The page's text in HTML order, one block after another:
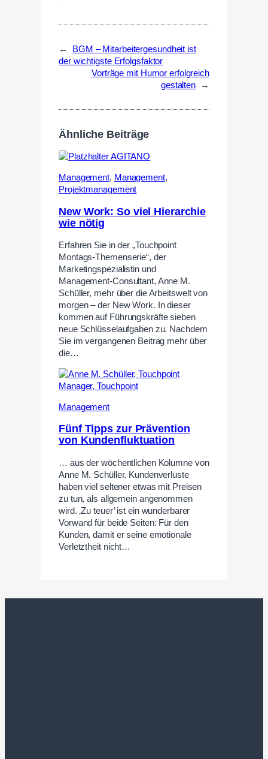
←
BGM – Mitarbeitergesundheit ist
der wichtigste Erfolgsfaktor
Vorträge mit Humor erfolgreich
gestalten
→
Ähnliche Beiträge
Management, Management,
Projektmanagement
New Work: So viel Hierarchie
wie nötig
Erfahren Sie in der „Touchpoint
Montags-Themenserie“, der
Marketingspezialistin und
Management-Consultant, Anne M.
Schüller, mehr über die Arbeitswelt von
morgen – der New Work. In dieser
kommen auf Führungskräfte sieben
neue Schlüsselaufgaben zu. Nachdem
Sie im vergangenen Beitrag mehr über
die…
Management
Fünf Tipps zur Prävention
von Kundenfluktuation
… aus der wöchentlichen Kolumne von
Anne M. Schüller. Kundenverluste
haben viel seltener etwas mit Preisen
zu tun, als allgemein angenommen
wird. ‚Zu teuer’ ist ein wunderbarer
Vorwand für beide Seiten: Für den
Kunden, damit er seine emotionale
Verletztheit nicht…